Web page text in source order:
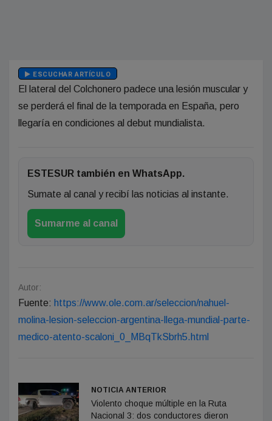
ESCUCHAR ARTÍCULO
El lateral del Colchonero padece una lesión muscular y
se perderá el final de la temporada en España, pero
llegaría en condiciones al debut mundialista.
ESTESUR también en WhatsApp.
Sumate al canal y recibí las noticias al instante.
Sumarme al canal
Autor:
Fuente: https://www.ole.com.ar/seleccion/nahuel-
molina-lesion-seleccion-argentina-llega-mundial-parte-
medico-atento-scaloni_0_MBqTkSbrh5.html
NOTICIA ANTERIOR
Violento choque múltiple en la Ruta
Nacional 3: dos conductores dieron